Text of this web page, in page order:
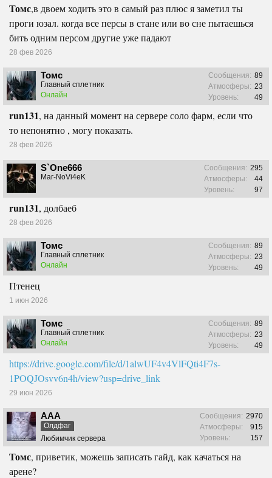
Томс,в двоем ходить это в самый раз плюс я заметил ты
проги юзал. когда все персы в стане или во сне пытаешься
бить одним персом другие уже падают
28 фев 2026
Томс
Главный сплетник
Онлайн
Сообщения: 89
Атмосферы: 23
Уровень:
49
run131, на данный момент на сервере соло фарм, если что
то непонятно , могу показать.
28 фев 2026
S`One666
Маг-NoVi4eK
Сообщения: 295
Атмосферы:
44
Уровень:
97
run131, долбаеб
28 фев 2026
Томс
Главный сплетник
Онлайн
Сообщения: 89
Атмосферы: 23
Уровень:
49
Птенец
1 июн 2026
Томс
Главный сплетник
Онлайн
Сообщения: 89
Атмосферы: 23
Уровень:
49
https://drive.google.com/file/d/1alwUF4v4VlFQti4F7s-
1POQJOsvv6n4h/view?usp=drive_link
29 июн 2026
ААА
Олдфаг
Любимчик сервера
Сообщения: 2970
Атмосферы:
915
Уровень:
157
Томс, приветик, можешь записать гайд, как качаться на
арене?